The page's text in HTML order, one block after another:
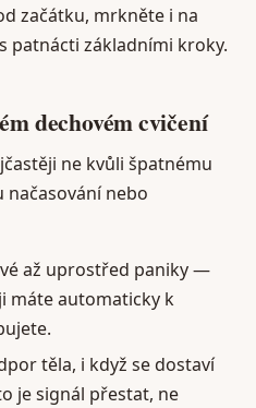
začátku, mrkněte i na
s patnácti základními kroky.
dechovém cvičení
ne kvůli špatnému
načasování nebo
až uprostřed paniky —
máte automaticky k
těla, i když se dostaví
je signál přestat, ne